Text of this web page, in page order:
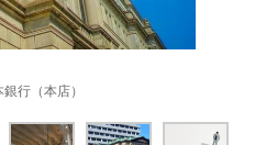
銀行（本店）